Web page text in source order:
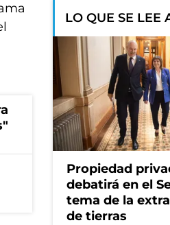
LO QUE SE LEE
Propiedad
debatirá en el
tema de la
de tierras